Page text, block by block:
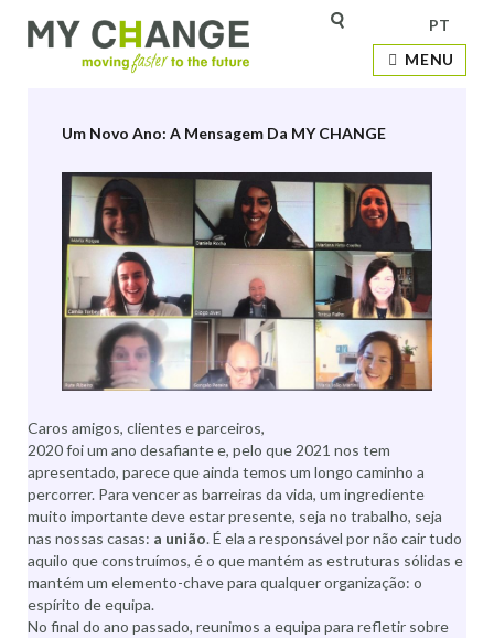
MENU
PT
Categoria:My Change e Eventos
Um Novo Ano: A Mensagem Da MY CHANGE
Caros amigos, clientes e parceiros,
2020 foi um ano desafiante e, pelo que 2021 nos tem
apresentado, parece que ainda temos um longo caminho a
percorrer. Para vencer as barreiras da vida, um ingrediente
muito importante deve estar presente, seja no trabalho, seja
nas nossas casas: a união. É ela a responsável por não cair tudo
aquilo que construímos, é o que mantém as estruturas sólidas e
mantém um elemento-chave para qualquer organização: o
espírito de equipa.
No final do ano passado, reunimos a equipa para refletir sobre